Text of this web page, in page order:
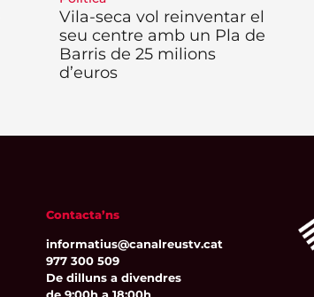
Vila-seca vol reinventar el
seu centre amb un Pla de
Barris de 25 milions
d’euros
Contacta’ns
informatius@canalreustv.cat
977 300 509
De dilluns a divendres